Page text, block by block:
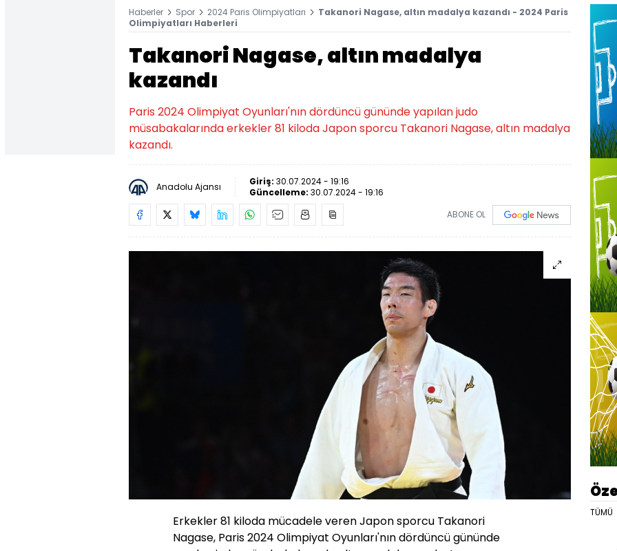
Haberler Spor 2024 Paris Olimpiyatları
Takanori Nagase, altın madalya kazandı - 2024 Paris
Olimpiyatları Haberleri
Takanori Nagase, altın madalya
kazandı
Paris 2024 Olimpiyat Oyunları'nın dördüncü gününde yapılan judo
müsabakalarında erkekler 81 kiloda Japon sporcu Takanori Nagase, altın madalya
kazandı.
Anadolu Ajansı Giriş: 30.07.2024 - 19:16
Güncelleme: 30.07.2024 - 19:16
ABONE OL
Erkekler 81 kiloda mücadele veren Japon sporcu Takanori
Nagase, Paris 2024 Olimpiyat Oyunları'nın dördüncü gününde
TÜMÜ